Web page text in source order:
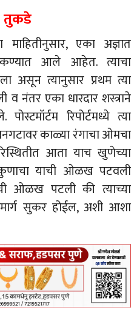
तुकडे
माहितीनुसार, एका अज्ञात
आले आहेत. त्याचा
असून त्यानुसार प्रथम त्या
नंतर एका धारदार शस्त्राने
रिपोर्टमध्ये त्या
काळ्या रंगाचा ओमचा
आता याच खुणेच्या
याची ओळख पटवली
ओळख पटली की त्याच्या
मार्ग सुकर होईल, अशी आशा